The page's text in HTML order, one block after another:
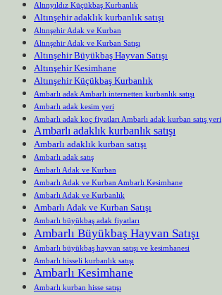
Altınyıldız Küçükbaş Kurbanlık
Altınşehir adaklık kurbanlık satışı
Altınşehir Adak ve Kurban
Altınşehir Adak ve Kurban Satışı
Altınşehir Büyükbaş Hayvan Satışı
Altınşehir Kesimhane
Altınşehir Küçükbaş Kurbanlık
Ambarlı adak Ambarlı internetten kurbanlık satışı
Ambarlı adak kesim yeri
Ambarlı adak koç fiyatları Ambarlı adak kurban satış yeri
Ambarlı adaklık kurbanlık satışı
Ambarlı adaklık kurban satışı
Ambarlı adak satış
Ambarlı Adak ve Kurban
Ambarlı Adak ve Kurban Ambarlı Kesimhane
Ambarlı Adak ve Kurbanlık
Ambarlı Adak ve Kurban Satışı
Ambarlı büyükbaş adak fiyatları
Ambarlı Büyükbaş Hayvan Satışı
Ambarlı büyükbaş hayvan satışı ve kesimhanesi
Ambarlı hisseli kurbanlık satışı
Ambarlı Kesimhane
Ambarlı kurban hisse satışı